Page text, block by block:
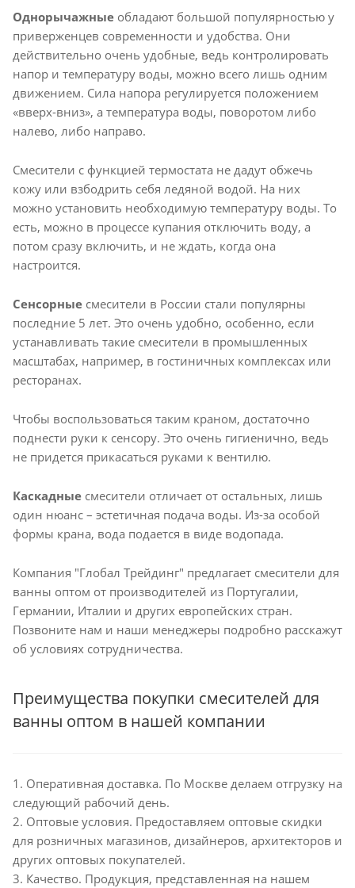
Однорычажные обладают большой популярностью у
приверженцев современности и удобства. Они
действительно очень удобные, ведь контролировать
напор и температуру воды, можно всего лишь одним
движением. Сила напора регулируется положением
«вверх-вниз», а температура воды, поворотом либо
налево, либо направо.
Смесители с функцией термостата не дадут обжечь
кожу или взбодрить себя ледяной водой. На них
можно установить необходимую температуру воды. То
есть, можно в процессе купания отключить воду, а
потом сразу включить, и не ждать, когда она
настроится.
Сенсорные смесители в России стали популярны
последние 5 лет. Это очень удобно, особенно, если
устанавливать такие смесители в промышленных
масштабах, например, в гостиничных комплексах или
ресторанах.
Чтобы воспользоваться таким краном, достаточно
поднести руки к сенсору. Это очень гигиенично, ведь
не придется прикасаться руками к вентилю.
Каскадные смесители отличает от остальных, лишь
один нюанс – эстетичная подача воды. Из-за особой
формы крана, вода подается в виде водопада.
Компания "Глобал Трейдинг" предлагает смесители для
ванны оптом от производителей из Португалии,
Германии, Италии и других европейских стран.
Позвоните нам и наши менеджеры подробно расскажут
об условиях сотрудничества.
Преимущества покупки смесителей для
ванны оптом в нашей компании
1. Оперативная доставка. По Москве делаем отгрузку на
следующий рабочий день.
2. Оптовые условия. Предоставляем оптовые скидки
для розничных магазинов, дизайнеров, архитекторов и
других оптовых покупателей.
3. Качество. Продукция, представленная на нашем